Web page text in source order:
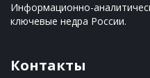
Информационно-
ключевые недра России.
Контакты